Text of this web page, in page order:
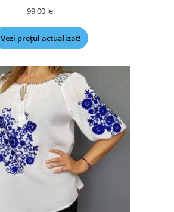
99,00 lei
Vezi prețul actualizat!